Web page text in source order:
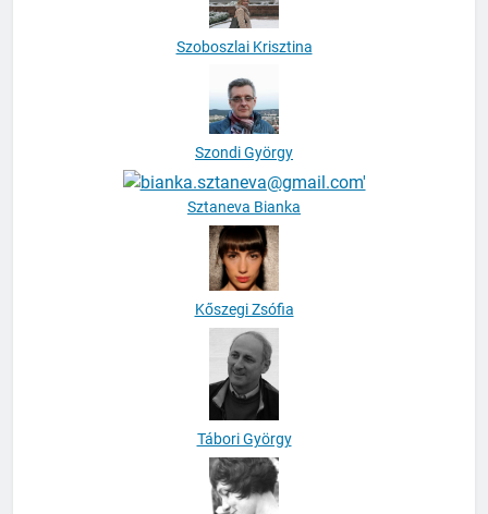
Sztaneva Bianka
Kőszegi Zsófia
Tábori György